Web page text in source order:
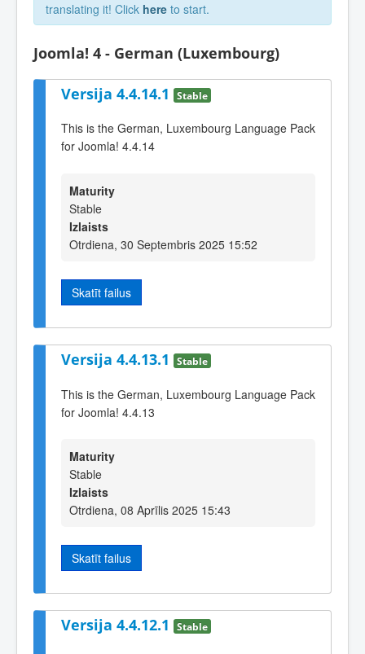
translating it! Click here to start.
Joomla! 4 - German (Luxembourg)
Versija 4.4.14.1 Stable
This is the German, Luxembourg Language Pack
for Joomla! 4.4.14
Maturity
Stable
Izlaists
Otrdiena, 30 Septembris 2025 15:52
Skatīt failus
Versija 4.4.13.1 Stable
This is the German, Luxembourg Language Pack
for Joomla! 4.4.13
Maturity
Stable
Izlaists
Otrdiena, 08 Aprīlis 2025 15:43
Skatīt failus
Versija 4.4.12.1 Stable